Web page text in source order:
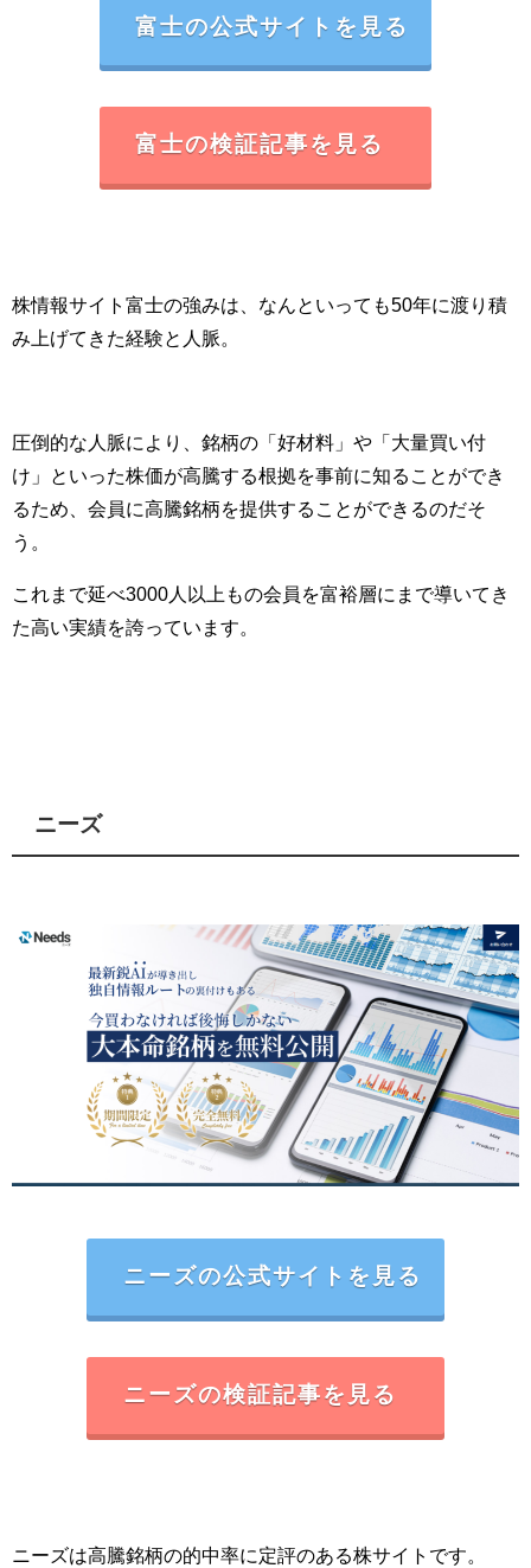
富士の公式サイトを見る
富士の検証記事を見る
株情報サイト富士の強みは、なんといっても50年に渡り積
み上げてきた経験と人脈。
圧倒的な人脈により、銘柄の「好材料」や「大量買い付
け」といった株価が高騰する根拠を事前に知ることができ
るため、会員に高騰銘柄を提供することができるのだそ
う。
これまで延べ3000人以上もの会員を富裕層にまで導いてき
た高い実績を誇っています。
ニーズ
ニーズの公式サイトを見る
ニーズの検証記事を見る
ニーズは高騰銘柄の的中率に定評のある株サイトです。